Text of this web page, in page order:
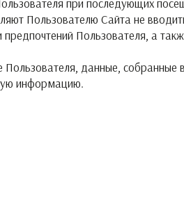
при последующих
Пользователю Сайта не
Пользователя, а
данные, собранные
информацию.